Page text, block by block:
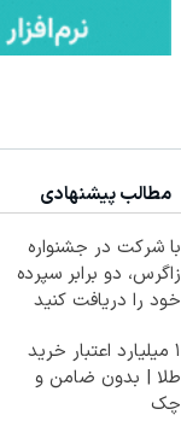
مطالب پیشنهادی
با شرکت در جشنواره
زاگرس، دو برابر سپرده
خود را دریافت کنید
۱ میلیارد اعتبار خرید
طلا | بدون ضامن و
چک